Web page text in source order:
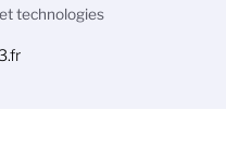
technologies